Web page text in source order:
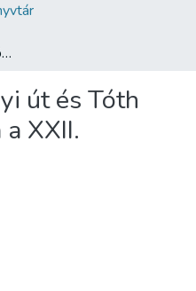
Ház a Nagytétényi út és Tóth József utca sarka a XXII. kerületben
út és Tóth
XXII.